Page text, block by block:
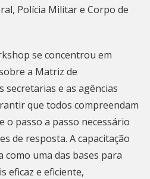
Polícia Militar e Corpo de
se concentrou em
a Matriz de
secretarias e as agências
que todos compreendam
o passo a passo necessário
de resposta. A capacitação
como uma das bases para
eficaz e eficiente,